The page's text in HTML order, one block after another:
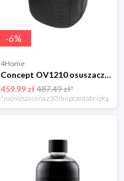
-6%
4Home
Concept OV1210 osuszacz i oczyszczacz powietrza Perfect Air, czarny
459.99 zł487.49 zł*
*najniższa cena z 30 dni przed obniżką